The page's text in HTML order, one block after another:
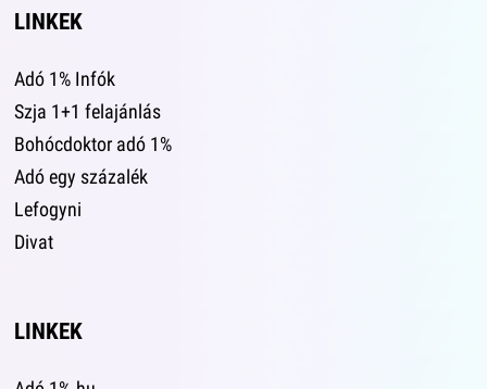
LINKEK
Adó 1% Infók
Szja 1+1 felajánlás
Bohócdoktor adó 1%
Adó egy százalék
Lefogyni
Divat
LINKEK